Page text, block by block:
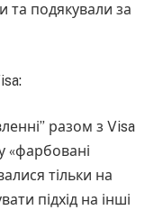
та подякували за
разом з Visa
«фарбовані
тільки на
підхід на інші